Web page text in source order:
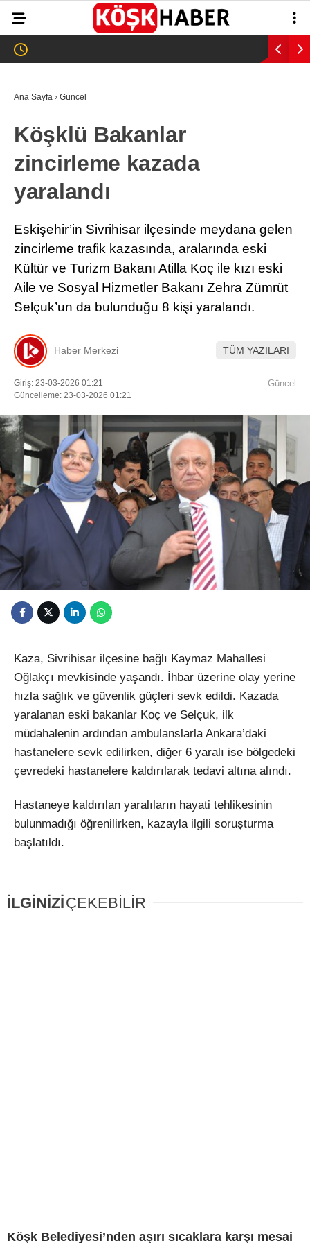
Instagram
34.1°
ASAYİŞ
EĞİTİM
SAĞLIK
EKONOMİ
SPOR
VEFAT
Ana Sayfa › Güncel
Köşklü Bakanlar
zincirleme kazada
yaralandı
Eskişehir’in Sivrihisar ilçesinde meydana gelen
zincirleme trafik kazasında, aralarında eski
Kültür ve Turizm Bakanı Atilla Koç ile kızı eski
Aile ve Sosyal Hizmetler Bakanı Zehra Zümrüt
Selçuk’un da bulunduğu 8 kişi yaralandı.
Haber Merkezi TÜM YAZILARI
Giriş: 23-03-2026 01:21
Güncelleme: 23-03-2026 01:21
Güncel
Kaza, Sivrihisar ilçesine bağlı Kaymaz Mahallesi
Oğlakçı mevkisinde yaşandı. İhbar üzerine olay yerine
hızla sağlık ve güvenlik güçleri sevk edildi. Kazada
yaralanan eski bakanlar Koç ve Selçuk, ilk
müdahalenin ardından ambulanslarla Ankara’daki
hastanelere sevk edilirken, diğer 6 yaralı ise bölgedeki
çevredeki hastanelere kaldırılarak tedavi altına alındı.
Hastaneye kaldırılan yaralıların hayati tehlikesinin
bulunmadığı öğrenilirken, kazayla ilgili soruşturma
başlatıldı.
İLGİNİZİÇEKEBİLİR
Köşk Belediyesi’nden aşırı sıcaklara karşı mesai